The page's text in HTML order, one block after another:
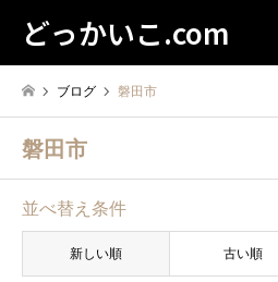
どっかいこ.com
ブログ 磐田市
磐田市
並べ替え条件
新しい順 古い順